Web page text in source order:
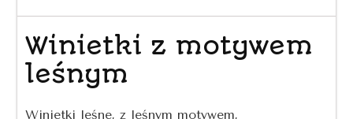
Winietki z motywem
leśnym
Winietki leśne, z leśnym motywem,